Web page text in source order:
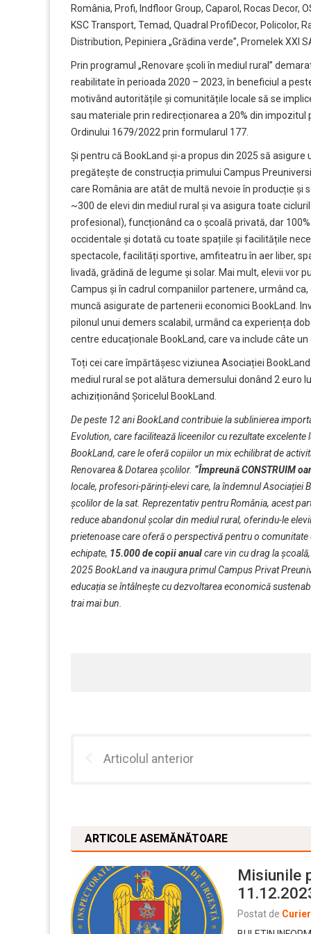
România, Profi, Indfloor Group, Caparol, Rocas Decor,
KSC Transport, Temad, Quadral ProfiDecor, Policolor,
Distribution, Pepiniera „Grădina verde”, Promelek XXI
Prin programul „Renovare școli în mediul rural ”
reabilitate în perioada 2020 – 2023, în beneficiul a
motivând autoritățile și comunitățile locale să se
sau materiale prin redirecționarea a 20% din
Ordinului 1679/2022 prin formularul 177.
Și pentru că BookLand și-a propus din 2025 să
pregătește de construcția primului Campus
care România are atât de multă nevoie în producție și
~300 de elevi din mediul rural și va asigura toate
profesional), funcționând ca o școală privată, dar
occidentale și dotată cu toate spațiile și facilitățile
spectacole, facilități sportive, amfiteatru în aer liber,
livadă, grădină de legume și solar. Mai mult, elevii vor
Campus și în cadrul companiilor partenere, urmând
muncă asigurate de partenerii economici BookLand.
pilonul unui demers scalabil, urmând ca experiența
centre educaționale BookLand, care va include câte
Toți cei care împărtășesc viziunea Asociației
mediul rural se pot alătura demersului donând 2 euro
achiziționând Șoricelul BookLand
De peste 12 aniBookLandcontribuie la sublinierea
Evolution, care facilitează liceenilor cu rezultate
BookLand, care le oferă copiilor un mix echilibrat de
Renovarea & Dotarea școlilor. “Împreună CONSTRUIM
locale, profesori-părinți-elevi care, la îndemnul Asociației
școlilor de la sat. Reprezentativ pentru România, acest
reduce abandonul școlar din mediul rural, oferindu-le
prietenoase care oferă o perspectivă pentru o
echipate, 15.000 de copii anualcare vin cu drag la
2025 BookLand va inaugura primulCampus Privat
educația se întâlnește cu dezvoltarea economică
trai mai bun.
Articolul anterior
ARTICOLE ASEMĂNĂTOARE
Misiunile
Postat de